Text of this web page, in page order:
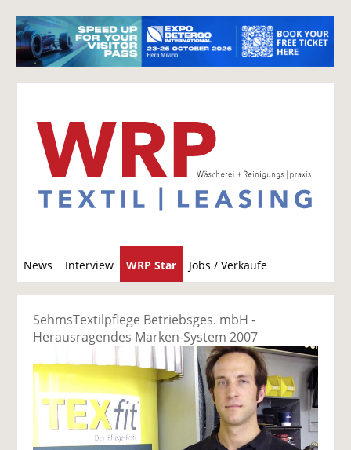
News Interview WRP Star Jobs / Verkäufe
u
c
SehmsTextilpflege Betriebsges. mbH -
Herausragendes Marken-System 2007